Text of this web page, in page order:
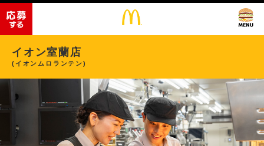
イオン室蘭店
(イオンムロランテン)